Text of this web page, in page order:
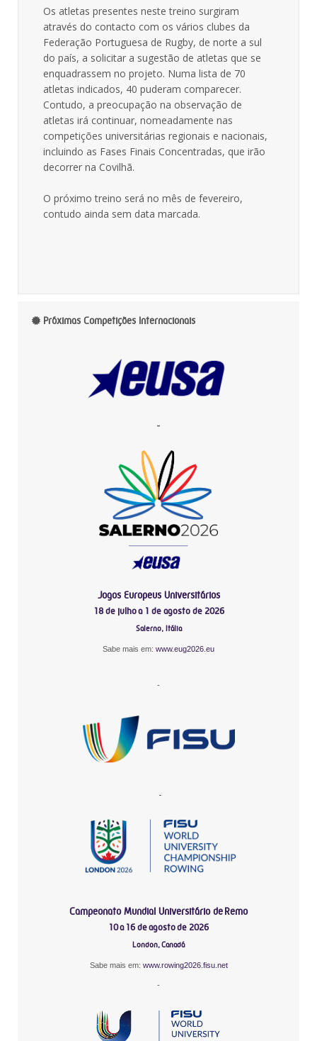
Os atletas presentes neste treino surgiram
através do contacto com os vários clubes da
Federação Portuguesa de Rugby, de norte a sul
do país, a solicitar a sugestão de atletas que se
enquadrassem no projeto. Numa lista de 70
atletas indicados, 40 puderam comparecer.
Contudo, a preocupação na observação de
atletas irá continuar, nomeadamente nas
competições universitárias regionais e nacionais,
incluindo as Fases Finais Concentradas, que irão
decorrer na Covilhã.
O próximo treino será no mês de fevereiro,
contudo ainda sem data marcada.
Próximas Competições Internacionais
-
Jogos Europeus Universitários
18 de julho a 1 de agosto de 2026
Salerno, Itália
Sabe mais em: www.eug2026.eu
-
-
Campeonato Mundial Universitário de Remo
10 a 16 de agosto de 2026
London, Canadá
Sabe mais em: www.rowing2026.fisu.net
-